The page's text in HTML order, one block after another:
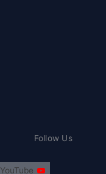
Follow Us
YouTube